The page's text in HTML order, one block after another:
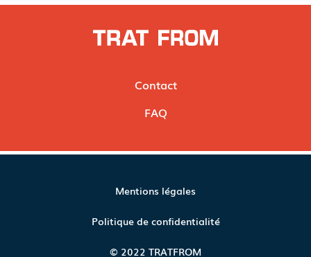
Contact
FAQ
Mentions légales
Politique de confidentialité
© 2022 TRATFROM